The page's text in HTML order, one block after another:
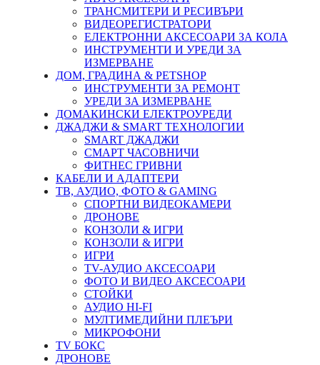
ТРАНСМИТЕРИ И РЕСИВЪРИ
ВИДЕОРЕГИСТРАТОРИ
ЕЛЕКТРОННИ АКСЕСОАРИ ЗА КОЛА
ИНСТРУМЕНТИ И УРЕДИ ЗА
ИЗМЕРВАНЕ
ДОМ, ГРАДИНА & PETSHOP
ИНСТРУМЕНТИ ЗА РЕМОНТ
УРЕДИ ЗА ИЗМЕРВАНЕ
ДОМАКИНСКИ ЕЛЕКТРОУРЕДИ
ДЖАДЖИ & SMART ТЕХНОЛОГИИ
SMART ДЖАДЖИ
СМАРТ ЧАСОВНИЧИ
ФИТНЕС ГРИВНИ
КАБЕЛИ И АДАПТЕРИ
ТВ, АУДИО, ФОТО & GAMING
СПОРТНИ ВИДЕОКАМЕРИ
ДРОНОВЕ
КОНЗОЛИ & ИГРИ
КОНЗОЛИ & ИГРИ
ИГРИ
TV-АУДИО АКСЕСОАРИ
ФОТО И ВИДЕО АКСЕСОАРИ
СТОЙКИ
АУДИО HI-FI
МУЛТИМЕДИЙНИ ПЛЕЪРИ
МИКРОФОНИ
TV БОКС
ДРОНОВЕ